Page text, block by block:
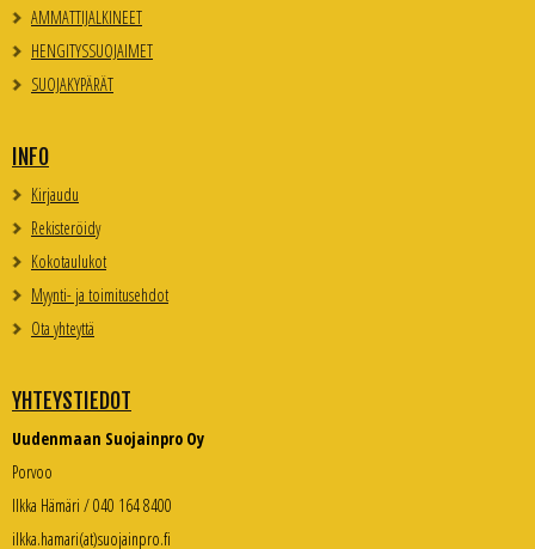
AMMATTIJALKINEET
HENGITYSSUOJAIMET
SUOJAKYPÄRÄT
INFO
Kirjaudu
Rekisteröidy
Kokotaulukot
Myynti- ja toimitusehdot
Ota yhteyttä
YHTEYSTIEDOT
Uudenmaan Suojainpro Oy
Porvoo
Ilkka Hämäri / 040 164 8400
ilkka.hamari(at)suojainpro.fi